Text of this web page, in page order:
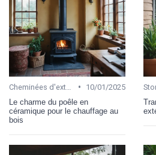
Cheminées d'extérieur •
10/01/2025
Le charme du poêle en
céramique pour le chauffage au
bois